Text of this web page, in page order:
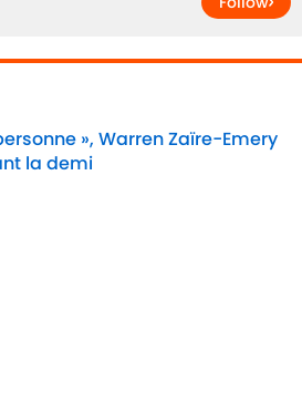
», Warren Zaïre-Emery
la demi